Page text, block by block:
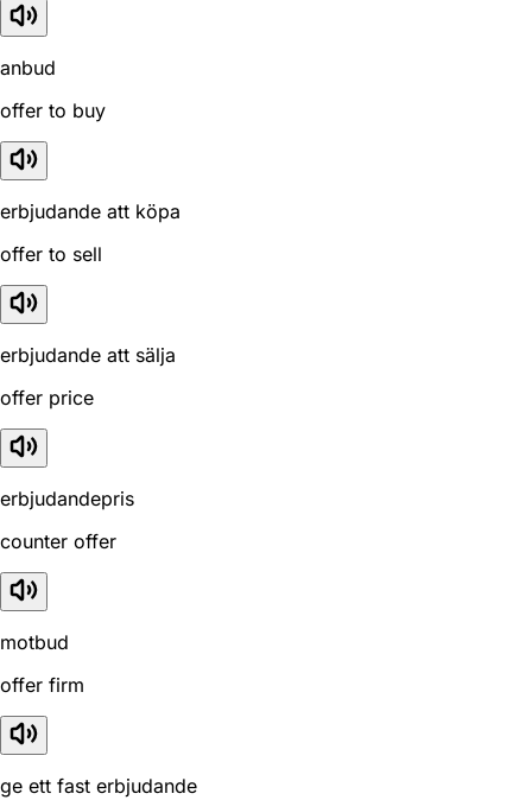
anbud
offer to buy
erbjudande att köpa
offer to sell
erbjudande att sälja
offer price
erbjudandepris
counter offer
motbud
offer firm
ge ett fast erbjudande